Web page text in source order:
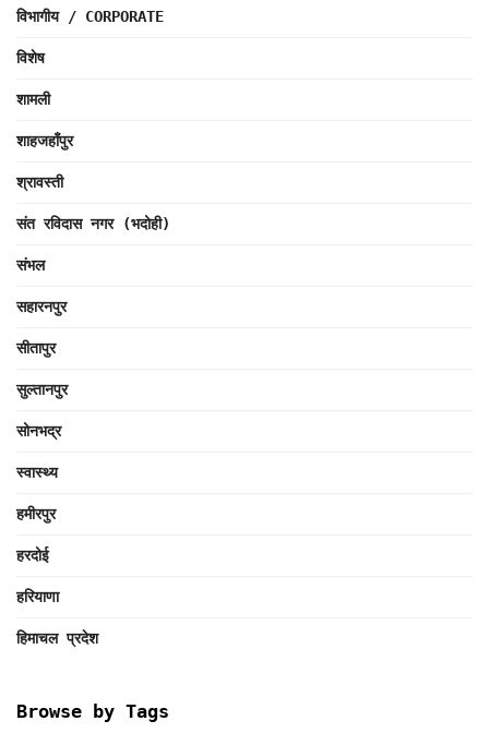
विभागीय / CORPORATE
विशेष
शामली
शाहजहाँपुर
श्रावस्ती
संत रविदास नगर (भदोही)
संभल
सहारनपुर
सीतापुर
सुल्तानपुर
सोनभद्र
स्वास्थ्य
हमीरपुर
हरदोई
हरियाणा
हिमाचल प्रदेश
Browse by Tags